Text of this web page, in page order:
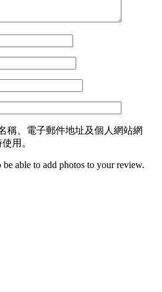
稱、電子郵件地址及個人網站網
用。
able to add photos to your review.